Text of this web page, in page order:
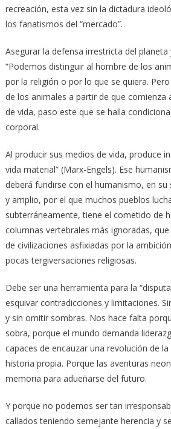
recreación, esta vez sin la dictadura
los fanatismos del “mercado”.
Asegurar la defensa irrestricta del planeta
“Podemos distinguir al hombre de los
por la religión o por lo que se quiera.
de los animales a partir de que comienza
de vida, paso este que se halla
corporal.
Al producir sus medios de vida, produce
vida material” (Marx-Engels). Ese
deberá fundirse con el humanismo, en
y amplio, por el que muchos pueblos
subterráneamente, tiene el cometido de
columnas vertebrales más ignoradas,
de civilizaciones asfixiadas por la
pocas tergiversaciones religiosas.
Debe ser una herramienta para la
esquivar contradicciones y limitaciones.
y sin omitir sombras. Nos hace falta
sobra, porque el mundo demanda
capaces de encauzar una revolución de
historia propia. Porque las aventuras
memoria para adueñarse del futuro.
Y porque no podemos ser tan
callados teniendo semejante herencia y